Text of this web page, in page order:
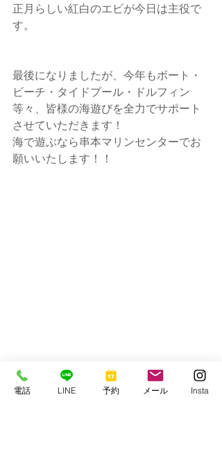
正月らしい紅白のエビが今日は主役で
す。
最後になりましたが、今年もボート・
ビーチ・タイドプール・ドルフィン
等々、皆様の海遊びを全力でサポート
させていただきます！
海で遊ぶなら串本マリンセンターでお
願いいたします！！
明日も3ボート予定です。
ではまた！
電話 LINE 予約 メール Insta